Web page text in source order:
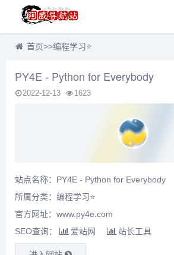
首页>>编程学习⭐
PY4E - Python for Everybody
2022-12-13 1623
站点名称：PY4E - Python for Everybody
所属分类： 编程学习⭐
官方网址：www.py4e.com
SEO查询：
爱站网 站长工具